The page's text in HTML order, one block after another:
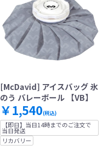
[McDavid] アイスバッグ 氷
のう バレーボール 【VB】
￥1,540(税込)
【即日】当日14時までのご注文で
当日発送
リカバリー